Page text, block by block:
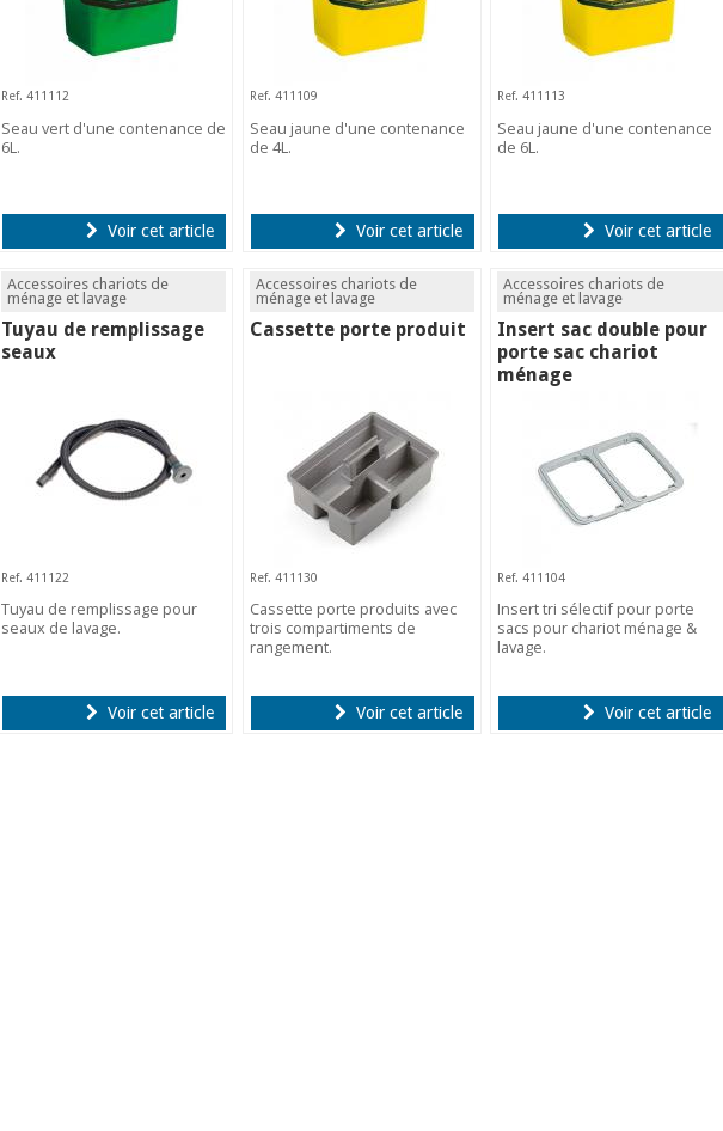
Ref. 411112
Seau vert d'une contenance de
6L.
Voir cet article
Ref. 411109
Seau jaune d'une contenance
de 4L.
Voir cet article
Ref. 411113
Seau jaune d'une contenance
de 6L.
Voir cet article
Accessoires chariots de
ménage et lavage
Tuyau de remplissage
seaux
Ref. 411122
Tuyau de remplissage pour
seaux de lavage.
Voir cet article
Accessoires chariots de
ménage et lavage
Cassette porte produit
Ref. 411130
Cassette porte produits avec
trois compartiments de
rangement.
Voir cet article
Accessoires chariots de
ménage et lavage
Insert sac double pour
porte sac chariot
ménage
Ref. 411104
Insert tri sélectif pour porte
sacs pour chariot ménage &
lavage.
Voir cet article